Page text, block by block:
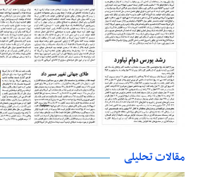
مقالات تحلیلی